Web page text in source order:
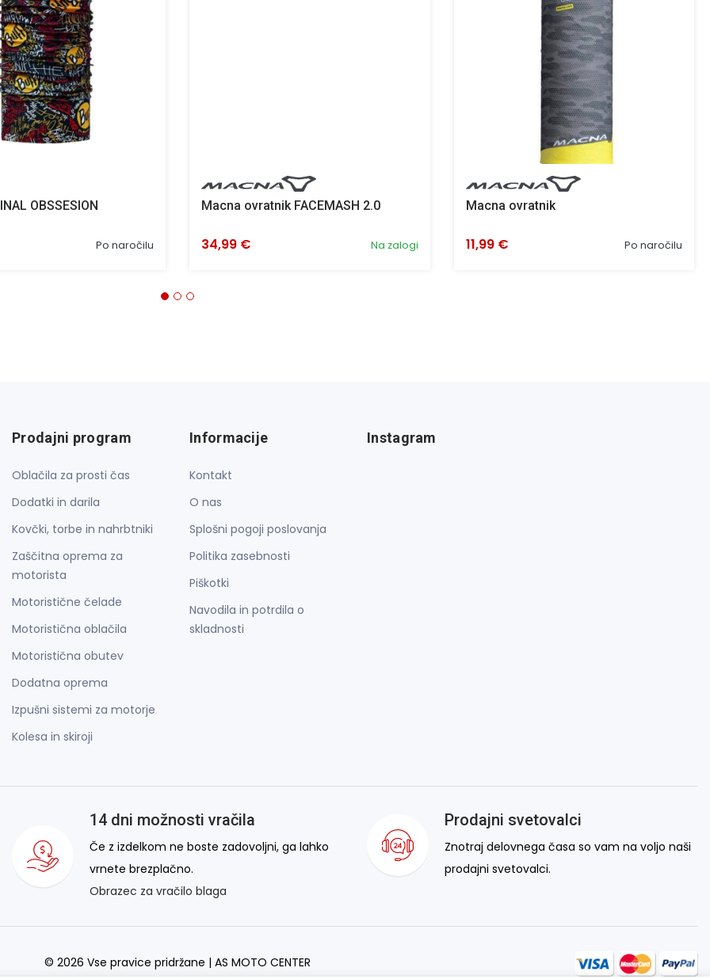
OBSSESION
Po naročilu
Macna ovratnik FACEMASH 2.0
Na zalogi
34,99 €
Macna ovratnik
Po naročilu
11,99 €
Prodajni program
Oblačila za prosti čas
Dodatki in darila
Kovčki, torbe in nahrbtniki
Zaščitna oprema za
motorista
Motoristične čelade
Motoristična oblačila
Motoristična obutev
Dodatna oprema
Izpušni sistemi za motorje
Kolesa in skiroji
Informacije
Kontakt
O nas
Splošni pogoji poslovanja
Politika zasebnosti
Piškotki
Navodila in potrdila o
skladnosti
Instagram
14 dni možnosti vračila
Če z izdelkom ne boste zadovoljni, ga lahko
vrnete brezplačno.
Obrazec za vračilo blaga
Prodajni svetovalci
Znotraj delovnega časa so vam na voljo naši
prodajni svetovalci.
© 2026 Vse pravice pridržane | AS MOTO CENTER